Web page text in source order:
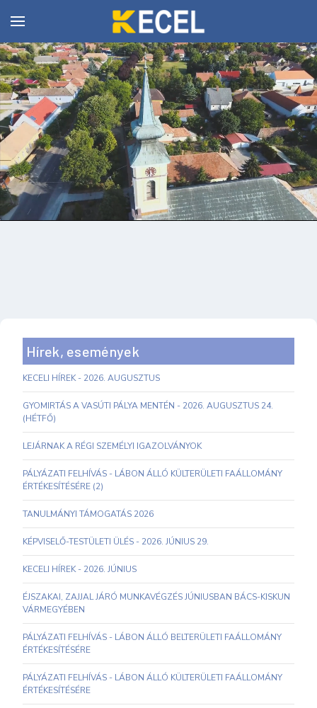
Hírek, események
KECELI HÍREK - 2026. AUGUSZTUS
GYOMIRTÁS A VASÚTI PÁLYA MENTÉN - 2026. AUGUSZTUS 24.
(HÉTFŐ)
LEJÁRNAK A RÉGI SZEMÉLYI IGAZOLVÁNYOK
PÁLYÁZATI FELHÍVÁS - LÁBON ÁLLÓ KÜLTERÜLETI FAÁLLOMÁNY
ÉRTÉKESÍTÉSÉRE (2)
TANULMÁNYI TÁMOGATÁS 2026
KÉPVISELŐ-TESTÜLETI ÜLÉS - 2026. JÚNIUS 29.
KECELI HÍREK - 2026. JÚNIUS
ÉJSZAKAI, ZAJJAL JÁRÓ MUNKAVÉGZÉS JÚNIUSBAN BÁCS-KISKUN
VÁRMEGYÉBEN
PÁLYÁZATI FELHÍVÁS - LÁBON ÁLLÓ BELTERÜLETI FAÁLLOMÁNY
ÉRTÉKESÍTÉSÉRE
PÁLYÁZATI FELHÍVÁS - LÁBON ÁLLÓ KÜLTERÜLETI FAÁLLOMÁNY
ÉRTÉKESÍTÉSÉRE